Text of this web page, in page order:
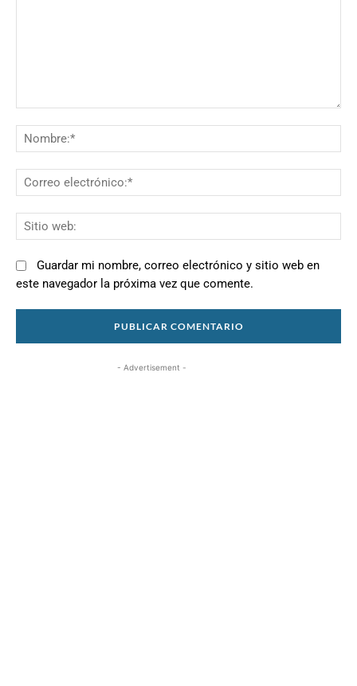
Guardar mi nombre, correo electrónico y sitio web en
este navegador la próxima vez que comente.
- Advertisement -